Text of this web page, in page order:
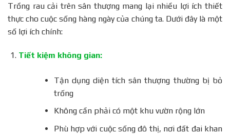
Trồng rau cải trên sân thượng mang lại nhiều lợi ích thiết
thực cho cuộc sống hàng ngày của chúng ta. Dưới đây là một
số lợi ích chính:
Tiết kiệm không gian:
Tận dụng diện tích sân thượng thường bị bỏ
trống
Không cần phải có một khu vườn rộng lớn
Phù hợp với cuộc sống đô thị, nơi đất đai khan